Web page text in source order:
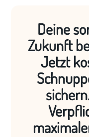
Deine
Zukunft
Jetzt